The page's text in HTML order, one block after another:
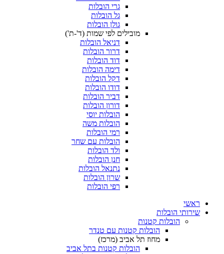
מובילים לפי שמות (ד'-ת')
הובלות קטנות עם טנדר
מחוז תל אביב (מרכז)
הובלות קטנות בתל אביב